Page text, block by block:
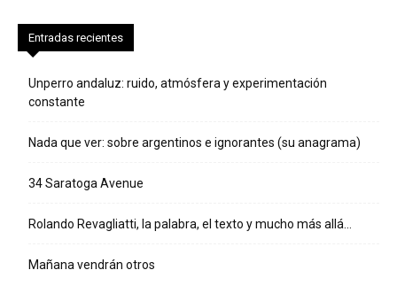
Entradas recientes
Unperro andaluz: ruido, atmósfera y experimentación
constante
Nada que ver: sobre argentinos e ignorantes (su anagrama)
34 Saratoga Avenue
Rolando Revagliatti, la palabra, el texto y mucho más allá…
Mañana vendrán otros